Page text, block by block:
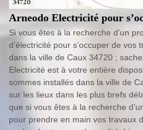
Arneodo Electricité pour
Si vous êtes à la recherche d’un
d’électricité pour s’occuper de vos
dans la ville de Caux 34720 ;
Electricité est à votre entière
sommes installés dans la ville de
sur les lieux dans les plus brefs
que si vous êtes à la recherche
pour prendre en main vos travaux